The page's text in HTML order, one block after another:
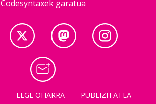
Codesyntaxek garatua
LEGE OHARRA
PUBLIZITATEA